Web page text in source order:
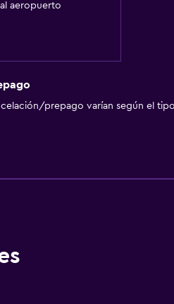
aeropuerto
prepago varían según el